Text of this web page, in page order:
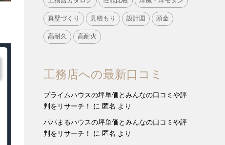
真壁づくり 見積もり 設計図 頭金
高耐久 高耐火
工務店への最新口コミ
プライムハウスの坪単価とみんなの口コミや評
判をリサーチ！
に 匿名 より
パパまるハウスの坪単価とみんなの口コミや評
判をリサーチ！
に 匿名 より